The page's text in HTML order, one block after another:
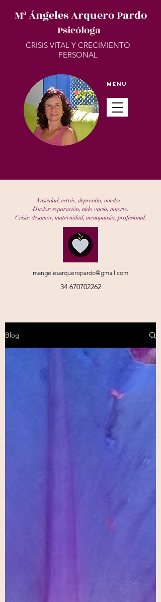
Mª Ángeles Arquero Pardo
Psicóloga
CRISIS VITAL Y CRECIMIENTO
PERSONAL
Menu
Ansiedad, estrés, depresión, miedos.
Duelos: separación, nido vacío, muerte.
Crisis: desamor, maternidad, menopausia, profesional.
mangelesarqueropardo@gmail.com
34 670702262
Blog